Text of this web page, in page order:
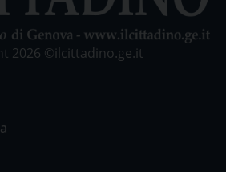
2026 ©ilcittadino.ge.it